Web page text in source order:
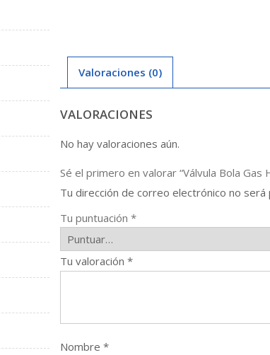
Valoraciones (0)
VALORACIONES
No hay valoraciones aún.
Sé el primero en valorar “Válvula Bola Gas
Tu dirección de correo electrónico no será
Tu puntuación *
Tu valoración *
Nombre *